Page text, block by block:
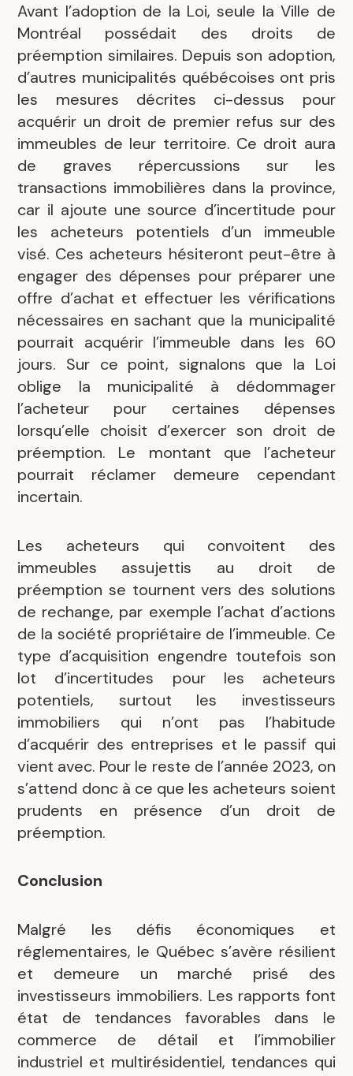
Avant l’adoption de la Loi, seule la Ville de
Montréal possédait des droits de
préemption similaires. Depuis son adoption,
d’autres municipalités québécoises ont pris
les mesures décrites ci-dessus pour
acquérir un droit de premier refus sur des
immeubles de leur territoire. Ce droit aura
de graves répercussions sur les
transactions immobilières dans la province,
car il ajoute une source d’incertitude pour
les acheteurs potentiels d’un immeuble
visé. Ces acheteurs hésiteront peut-être à
engager des dépenses pour préparer une
offre d’achat et effectuer les vérifications
nécessaires en sachant que la municipalité
pourrait acquérir l’immeuble dans les 60
jours. Sur ce point, signalons que la Loi
oblige la municipalité à dédommager
l’acheteur pour certaines dépenses
lorsqu’elle choisit d’exercer son droit de
préemption. Le montant que l’acheteur
pourrait réclamer demeure cependant
incertain.
Les acheteurs qui convoitent des
immeubles assujettis au droit de
préemption se tournent vers des solutions
de rechange, par exemple l’achat d’actions
de la société propriétaire de l’immeuble. Ce
type d’acquisition engendre toutefois son
lot d’incertitudes pour les acheteurs
potentiels, surtout les investisseurs
immobiliers qui n’ont pas l’habitude
d’acquérir des entreprises et le passif qui
vient avec. Pour le reste de l’année 2023, on
s’attend donc à ce que les acheteurs soient
prudents en présence d’un droit de
préemption.
Conclusion
Malgré les défis économiques et
réglementaires, le Québec s’avère résilient
et demeure un marché prisé des
investisseurs immobiliers. Les rapports font
état de tendances favorables dans le
commerce de détail et l’immobilier
industriel et multirésidentiel, tendances qui